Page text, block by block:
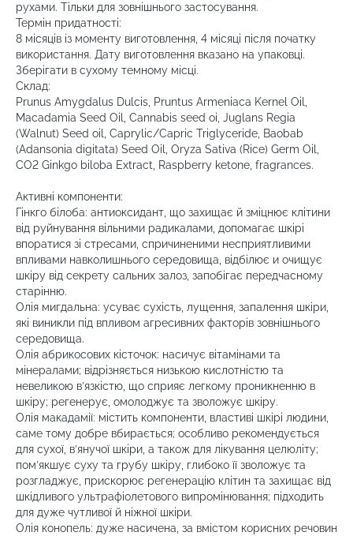
рухами. Тільки для зовнішнього застосування.
Термін придатності:
8 місяців із моменту виготовлення, 4 місяці після початку
використання. Дату виготовлення вказано на упаковці.
Зберігати в сухому темному місці.
Склад:
Prunus Amygdalus Dulcis, Pruntus Armeniaca Kernel Oil,
Macadamia Seed Oil, Cannabis seed oi, Juglans Regia
(Walnut) Seed oil, Caprylic/Capric Triglyceride, Baobab
(Adansonia digitata) Seed Oil, Oryza Sativa (Rice) Germ Oil,
CO2 Ginkgo biloba Extract, Raspberry ketone, fragrances.
Активні компоненти:
Гінкго білоба: антиоксидант, що захищає й зміцнює клітини
від руйнування вільними радикалами, допомагає шкірі
впоратися зі стресами, спричиненими несприятливими
впливами навколишнього середовища, відбілює и очищує
шкіру від секрету сальних залоз, запобігає передчасному
старінню.
Олія мигдальна: усуває сухість, лущення, запалення шкіри,
які виникли під впливом агресивних факторів зовнішнього
середовища.
Олія абрикосових кісточок: насичує вітамінами та
мінералами; відрізняється низькою кислотністю та
невеликою в’язкістю, що сприяє легкому проникненню в
шкіру; регенерує, омолоджує та зволожує шкіру.
Олія макадамії: містить компоненти, властиві шкірі людини,
саме тому добре вбирається; особливо рекомендується
для сухої, в’янучої шкіри, а також для лікування целюліту;
пом’якшує суху та грубу шкіру, глибоко її зволожує та
розгладжує, прискорює регенерацію клітин та захищає від
шкідливого ультрафіолетового випромінювання; підходить
для дуже чутливої й ніжної шкіри.
Олія конопель: дуже насичена, за вмістом корисних речовин